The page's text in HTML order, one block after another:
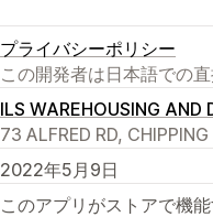
プライバシーポリシー
この開発者は日本語での
ILS WAREHOUSING AND
73 ALFRED RD,
2022年5月9日
このアプリがストアで機